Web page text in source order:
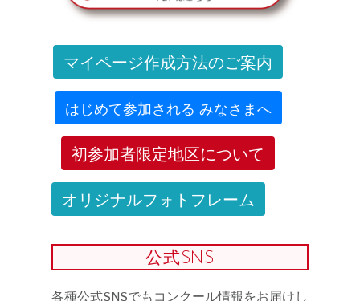
マイページ作成方法のご案内
はじめて参加される みなさまへ
初参加者限定地区について
オリジナルフォトフレーム
公式SNS